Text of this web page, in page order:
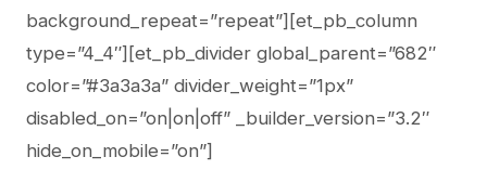
background_repeat=”repeat”][et_pb_column
type=”4_4″][et_pb_divider global_parent=”682″
color=”#3a3a3a” divider_weight=”1px”
disabled_on=”on|on|off” _builder_version=”3.2″
hide_on_mobile=”on”]